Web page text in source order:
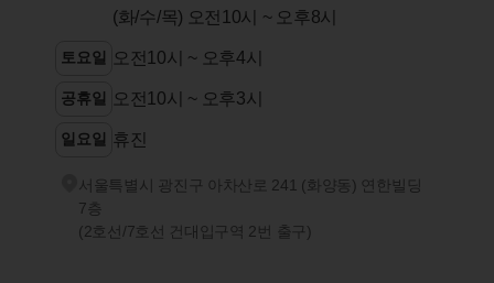
(화/수/목) 오전10시 ~ 오후8시
토요일 오전10시 ~ 오후4시
공휴일 오전10시 ~ 오후3시
일요일 휴진
서울특별시 광진구 아차산로 241 (화양동) 연한빌딩
7층
(2호선/7호선 건대입구역 2번 출구)